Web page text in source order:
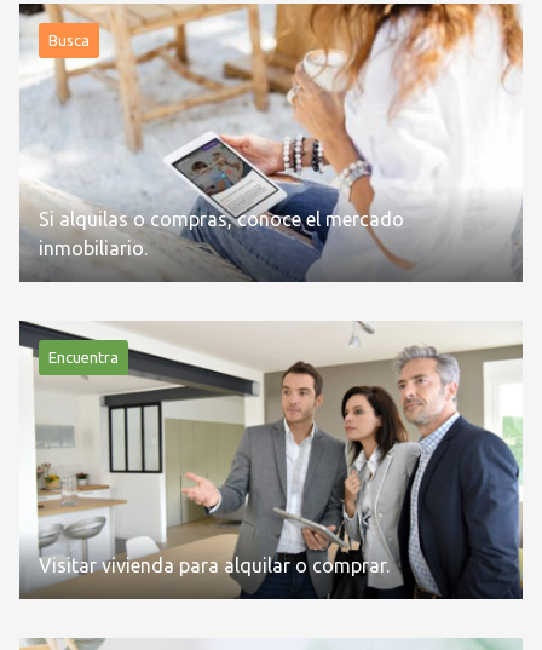
Busca
Si alquilas o compras, conoce el mercado
inmobiliario.
Encuentra
Visitar vivienda para alquilar o comprar.